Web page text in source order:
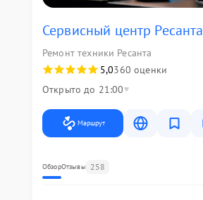
Сервисный центр Ресанта
Ремонт техники Ресанта
5,0360 оценки
Открыто до 21:00
Маршрут
ОбзорОтзывы 258